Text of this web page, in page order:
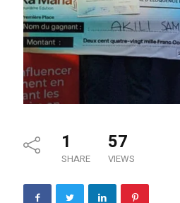
1
SHARE
57
VIEWS